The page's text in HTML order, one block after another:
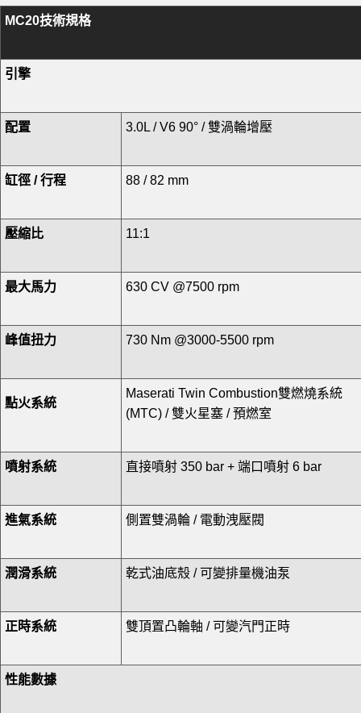
MC20技術規格
引擎
配置 3.0L / V6 90° / 雙渦輪增壓
缸徑 /行程 88 / 82 mm
壓縮比 11:1
最大馬力 630 CV @7500 rpm
峰值扭力 730 Nm @3000-5500 rpm
點火系統
Maserati Twin Combustion雙燃燒系統
(MTC) / 雙火星塞 / 預燃室
噴射系統 直接噴射 350 bar + 端口噴射 6 bar
進氣系統 側置雙渦輪 / 電動洩壓閥
潤滑系統 乾式油底殼 / 可變排量機油泵
正時系統 雙頂置凸輪軸 / 可變汽門正時
性能數據